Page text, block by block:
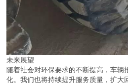
未来展望
随着社会对环保要求的不断提高，车辆
化。我们也将持续提升服务质量，扩大